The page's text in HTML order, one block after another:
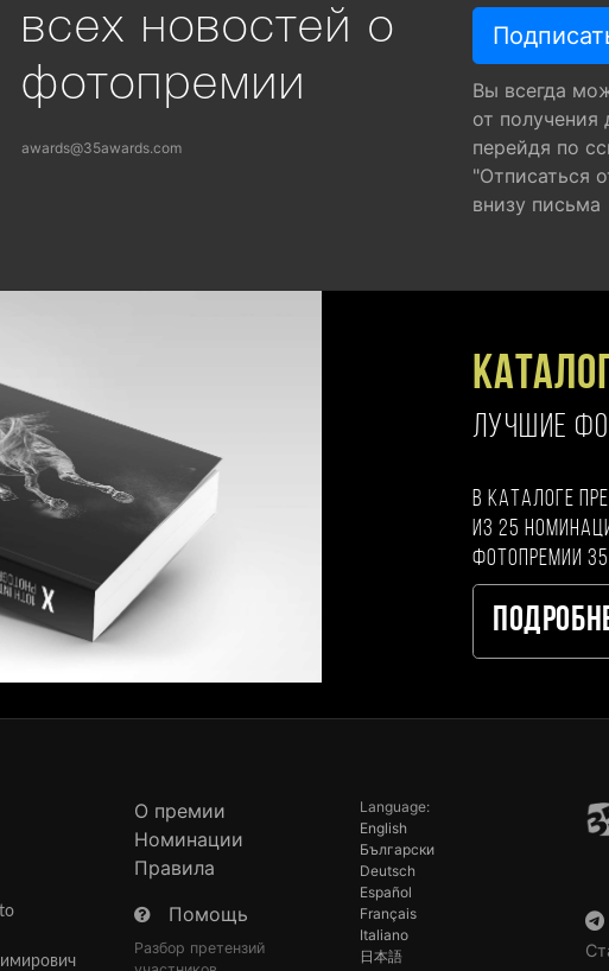
всех новостей о
фотопремии
awards@35awards.com
Вы всегда
от получения
перейдя по
"Отписаться
внизу письма
Каталог
ЛУЧШИЕ
В каталоге
из 25
фотопремии
О премии
Номинации
Правила
Помощь
Разбор претензий
Language:
English
Български
Deutsch
Español
Français
Italiano
日本語